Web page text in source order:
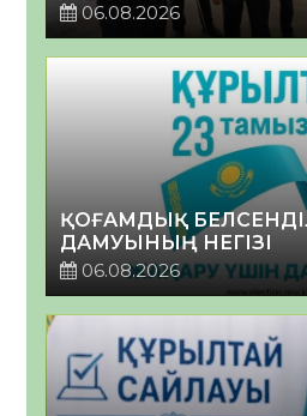
06.08.2026
ҚОҒАМДЫҚ
ДАМУЫНЫҢ НЕГІЗІ
06.08.2026